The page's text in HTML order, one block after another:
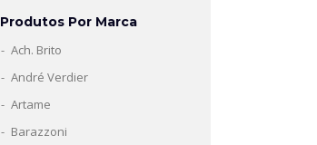
Produtos Por Marca
Ach. Brito
André Verdier
Artame
Barazzoni